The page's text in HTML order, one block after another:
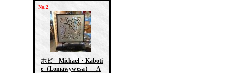
No.2
ホピ Michael・Kaboti
e（Lomawywesa） A